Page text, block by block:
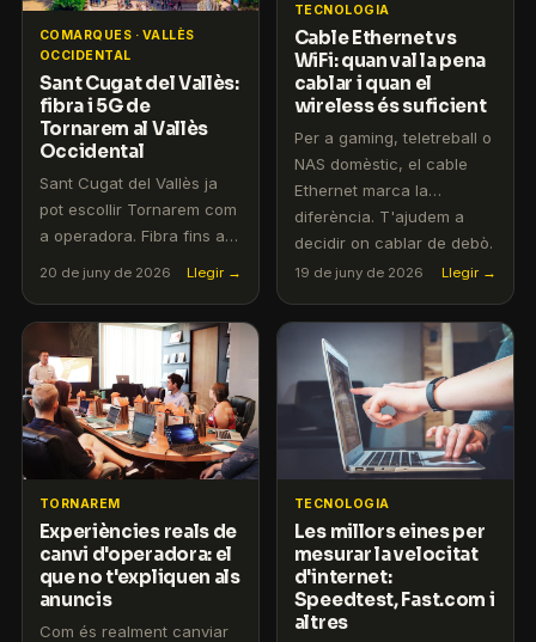
COMARQUES · VALLÈS
OCCIDENTAL
Sant Cugat del Vallès:
fibra i 5G de
Tornarem al Vallès
Occidental
Sant Cugat del Vallès ja
pot escollir Tornarem com
a operadora. Fibra fins a 1
20 de juny de 2026 Llegir →
TECNOLOGIA
Cable Ethernet vs
WiFi: quan val la pena
cablar i quan el
wireless és suficient
Per a gaming, teletreball o
NAS domèstic, el cable
Ethernet marca la
diferència. T'ajudem a
decidir on cablar de debò.
19 de juny de 2026 Llegir →
TORNAREM
Experiències reals de
canvi d'operadora: el
que no t'expliquen als
anuncis
Com és realment canviar
TECNOLOGIA
Les millors eines per
mesurar la velocitat
d'internet:
Speedtest, Fast.com i
altres